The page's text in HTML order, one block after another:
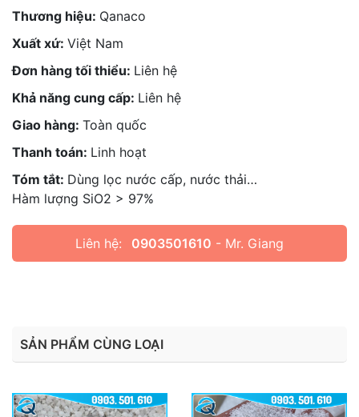
Thương hiệu: Qanaco
Xuất xứ: Việt Nam
Đơn hàng tối thiểu: Liên hệ
Khả năng cung cấp: Liên hệ
Giao hàng: Toàn quốc
Thanh toán: Linh hoạt
Tóm tắt: Dùng lọc nước cấp, nước thải…
Hàm lượng SiO2 > 97%
Liên hệ: 0903501610 - Mr. Giang
SẢN PHẨM CÙNG LOẠI